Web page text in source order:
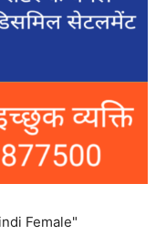
Female"